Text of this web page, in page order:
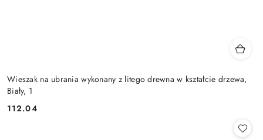
Wieszak na ubrania wykonany z litego drewna w kształcie drzewa,
Biały, 1
Cena:
112.04